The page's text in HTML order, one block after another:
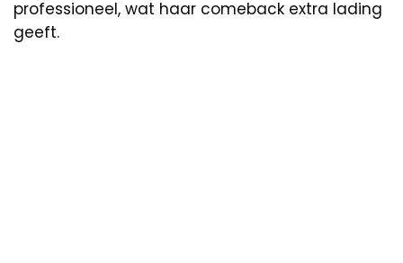
professioneel, wat haar comeback extra lading
geeft.